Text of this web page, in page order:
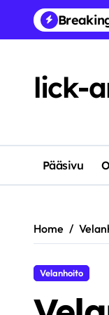
content
lick-
Pääsivu
Home
Velanhoito